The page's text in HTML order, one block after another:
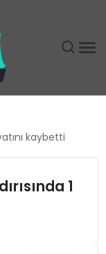
kaybetti
1